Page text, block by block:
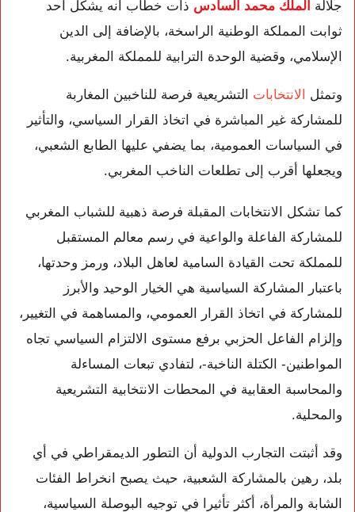
جلالة الملك محمد السادس ذات خطاب أنه يشكل أحد
ثوابت المملكة الوطنية الراسخة، بالإضافة إلى الدين
الإسلامي، وقضية الوحدة الترابية للمملكة المغربية.
وتمثل الانتخابات التشريعية فرصة للناخبين المغاربة
للمشاركة غير المباشرة في اتخاذ القرار السياسي، والتأثير
في السياسات العمومية، بما يضفي عليها الطابع الشعبي،
ويجعلها أقرب إلى تطلعات الناخب المغربي.
كما تشكل الانتخابات المقبلة فرصة ذهبية للشباب المغربي
للمشاركة الفاعلة والواعية في رسم معالم المستقبل
للمملكة تحت القيادة السامية لعاهل البلاد، ورمز وحدتها،
باعتبار المشاركة السياسية هي الخيار الوحيد والأبرز
للمشاركة في اتخاذ القرار العمومي، والمساهمة في التغيير،
وإلزام الفاعل الحزبي برفع مستوى الالتزام السياسي تجاه
المواطنين- الكتلة الناخبة-، لتفادي تبعات المساءلة
والمحاسبة العقابية في المحطات الانتخابية التشريعية
والمحلية.
وقد أثبتت التجارب الدولية أن التطور الديمقراطي في أي
بلد، رهين بالمشاركة الشعبية، حيث يصبح انخراط الفئات
الشابة والمرأة، أكثر تأثيرا في توجيه البوصلة السياسية،